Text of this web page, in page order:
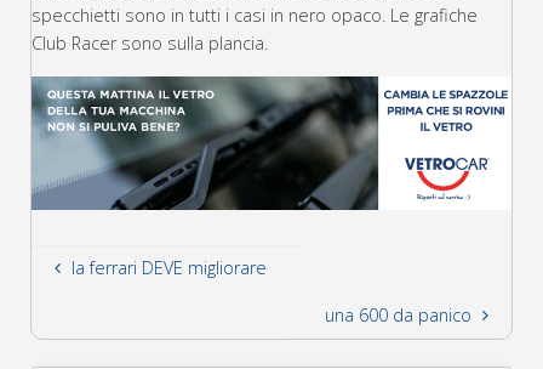
specchietti sono in tutti i casi in nero opaco. Le grafiche
Club Racer sono sulla plancia.
la ferrari DEVE migliorare
una 600 da panico